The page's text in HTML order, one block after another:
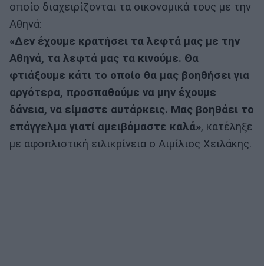
οποίο διαχειρίζονται τα οικονομικά τους με την
Αθηνά:
«Δεν έχουμε κρατήσει τα λεφτά μας με την
Αθηνά, τα λεφτά μας τα κινούμε. Θα
φτιάξουμε κάτι το οποίο θα μας βοηθήσει για
αργότερα, προσπαθούμε να μην έχουμε
δάνεια, να είμαστε αυτάρκεις. Μας βοηθάει το
επάγγελμα γιατί αμειβόμαστε καλά», κατέληξε
με αφοπλιστική ειλικρίνεια ο Αιμίλιος Χειλάκης.